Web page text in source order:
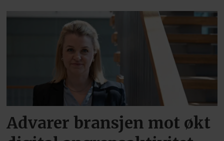
Advarer bransjen mot økt